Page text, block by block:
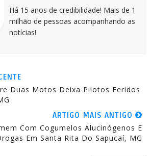
Há 15 anos de credibilidade! Mais de 1
milhão de pessoas acompanhando as
notícias!
Duas Motos Deixa Pilotos Feridos
ARTIGO MAIS ANTIGO
Com Cogumelos Alucinógenos E
Em Santa Rita Do Sapucaí, MG